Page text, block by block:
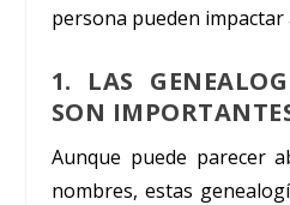
persona pueden impactar
1. LAS
SON
Aunque puede parecer
nombres, estas